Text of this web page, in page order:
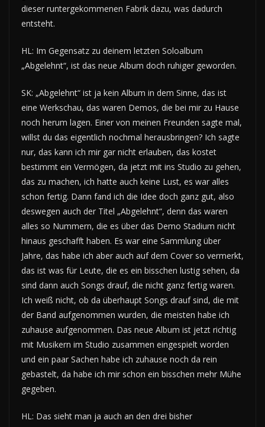
dieser runtergekommenen Fabrik dazu, was dadurch
entsteht.
HL: Im Gegensatz zu deinem letzten Soloalbum
„Abgelehnt“, ist das neue Album doch ruhiger geworden.
SK: „Abgelehnt“ ist ja kein Album in dem Sinne, das ist
eine Werkschau, das waren Demos, die bei mir zu Hause
noch herum lagen. Einer von meinen Freunden sagte mal,
willst du das eigentlich nochmal herausbringen? Ich sagte
nur, das kann ich mir gar nicht erlauben, das kostet
bestimmt ein Vermögen, da jetzt mit ins Studio zu gehen,
das zu machen, ich hatte auch keine Lust, es war alles
schon fertig. Dann fand ich die Idee doch ganz gut, also
deswegen auch der Titel „Abgelehnt“, denn das waren
alles so Nummern, die es über das Demo Stadium nicht
hinaus geschafft haben. Es war eine Sammlung über
Jahre, das habe ich aber auch auf dem Cover so vermerkt,
das ist was für Leute, die es ein bisschen lustig sehen, da
sind dann auch Songs drauf, die nicht ganz fertig waren.
Ich weiß nicht, ob da überhaupt Songs drauf sind, die mit
der Band aufgenommen wurden, die meisten habe ich
zuhause aufgenommen. Das neue Album ist jetzt richtig
mit Musikern im Studio zusammen eingespielt worden
und ein paar Sachen habe ich zuhause noch da rein
gebastelt, da habe ich mir schon ein bisschen mehr Mühe
gegeben.
HL: Das sieht man ja auch an den drei bisher